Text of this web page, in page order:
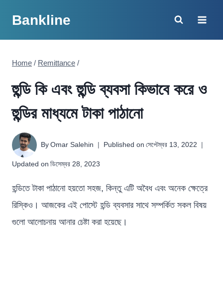
content
Bankline
Home / Remittance /
হুন্ডি কি এবং হুন্ডি ব্যবসা কিভাবে করে ও
হুন্ডির মাধ্যমে টাকা পাঠানো
ByOmar Salehin Published on সেপ্টেম্বর 13, 2022
Updated on ডিসেম্বর 28, 2023
হন্ডিতে টাকা পাঠানো হয়তো সহজ, কিন্তু এটি অবৈধ এবং অনেক ক্ষেত্রে
রিস্কিও। আজকের এই পোস্টে হন্ডি ব্যবসার সাথে সম্পর্কিত সকল বিষয়
গুলো আলোচনায় আনার চেষ্টা করা হয়েছে।